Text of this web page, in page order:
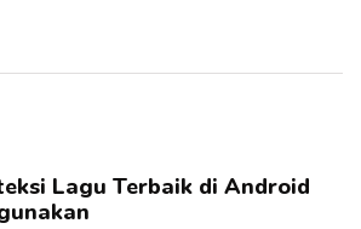
Lagu Terbaik di Android